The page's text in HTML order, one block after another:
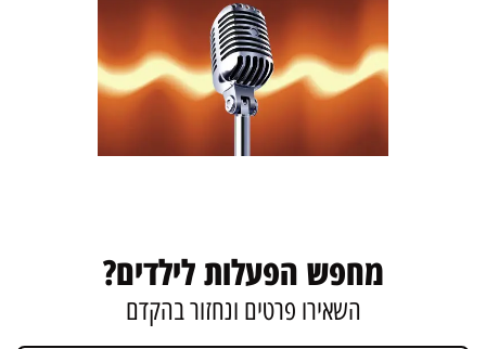
מחפש הפעלות לילדים?
השאירו פרטים ונחזור בהקדם